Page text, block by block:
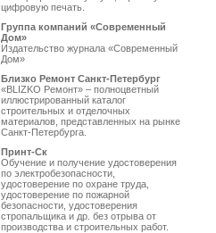
цифровую печать.
Группа компаний «Современный
Дом»
Издательство журнала «Современный
Дом»
Близко Ремонт Санкт-Петербург
«BLIZKO Ремонт» – полноцветный
иллюстрированный каталог
строительных и отделочных
материалов, представленных на рынке
Санкт-Петербурга.
Принт-Ск
Обучение и получение удостоверения
по электробезопасности,
удостоверение по охране труда,
удостоверение по пожарной
безопасности, удостоверения
стропальщика и др. без отрыва от
производства и строительных работ.